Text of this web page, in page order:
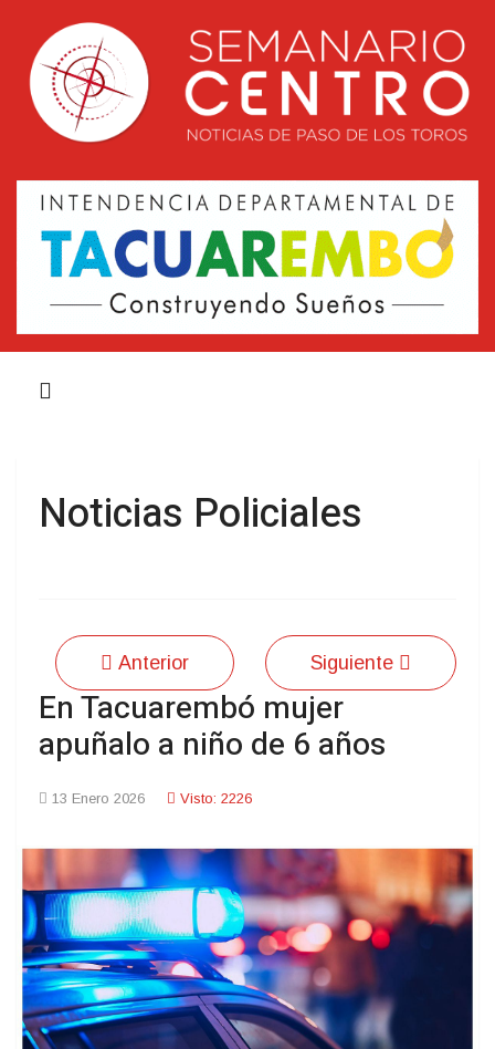
Noticias Policiales
Anterior Siguiente
En Tacuarembó mujer
apuñalo a niño de 6 años
13 Enero 2026 Visto: 2226